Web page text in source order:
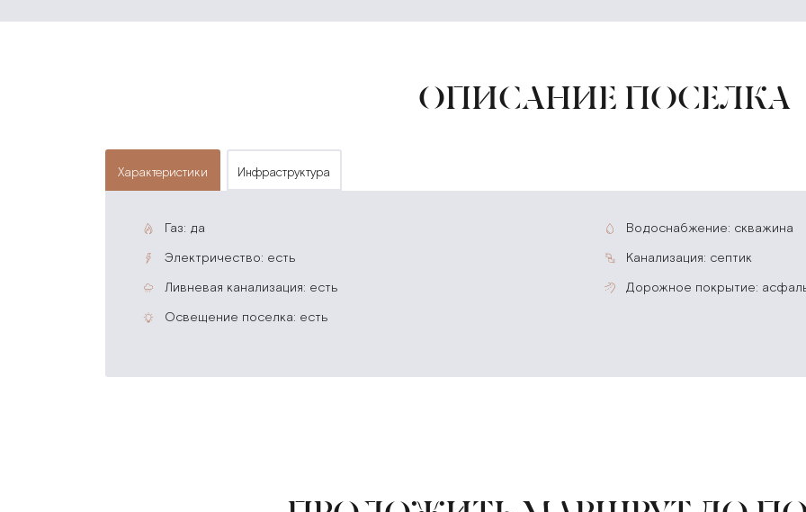
ОПИСАНИЕ ПОСЕЛКА
характеристики инфраструктура
газ: да
водоснабжение: скважина
электричество: есть
канализация: септик
ливневая канализация: есть
дорожное покрытие:
освещение поселка: есть